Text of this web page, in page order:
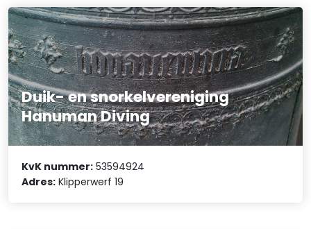
Duik- en snorkelvereniging
Hanuman Diving
KvK nummer: 53594924
Adres: Klipperwerf 19